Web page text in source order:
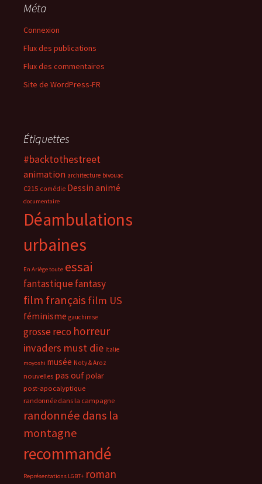
Méta
Connexion
Flux des publications
Flux des commentaires
Site de WordPress-FR
Étiquettes
#backtothestreet
animation architecture bivouac
C215 comédie Dessin animé
documentaire
Déambulations
urbaines
En Ariège toute essai
fantastiquefantasy
film français film US
féminisme gauchimse
grosse reco horreur
invaders must die Italie
moyoshi musée Noty & Aroz
nouvelles pas oufpolar
post-apocalyptique
randonnée dans la campagne
randonnée dans la
montagne
recommandé
Représentations LGBT+ roman